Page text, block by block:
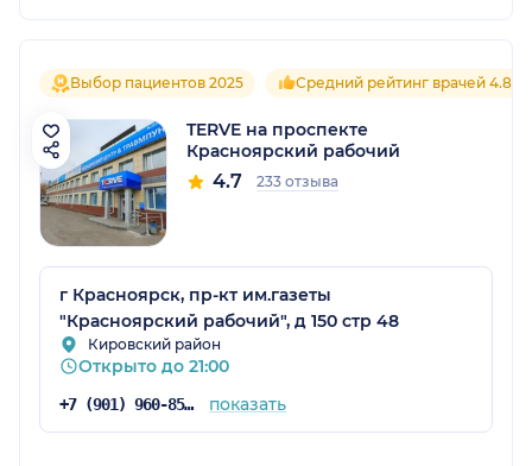
Выбор пациентов 2025 Средний рейтинг врачей 4.8
TERVE на проспекте
Красноярский рабочий
4.7 233 отзыва
г Красноярск, пр-кт им.газеты
"Красноярский рабочий", д 150 стр 48
Кировский район
Открыто до 21:00
+7 (901) 960-85-93 показать